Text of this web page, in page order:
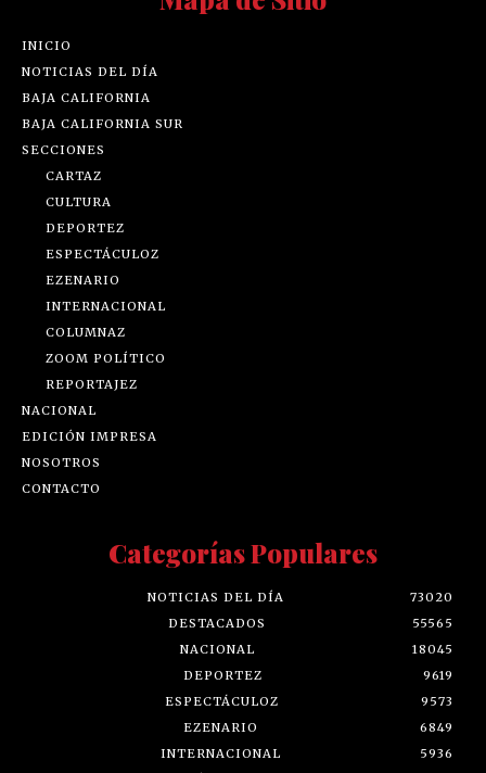
INICIO
NOTICIAS DEL DÍA
BAJA CALIFORNIA
BAJA CALIFORNIA SUR
SECCIONES
CARTAZ
CULTURA
DEPORTEZ
ESPECTÁCULOZ
EZENARIO
INTERNACIONAL
COLUMNAZ
ZOOM POLÍTICO
REPORTAJEZ
NACIONAL
EDICIÓN IMPRESA
NOSOTROS
CONTACTO
Categorías Populares
NOTICIAS DEL DÍA
73020
DESTACADOS
55565
NACIONAL
18045
DEPORTEZ
9619
ESPECTÁCULOZ
9573
EZENARIO
6849
INTERNACIONAL
5936